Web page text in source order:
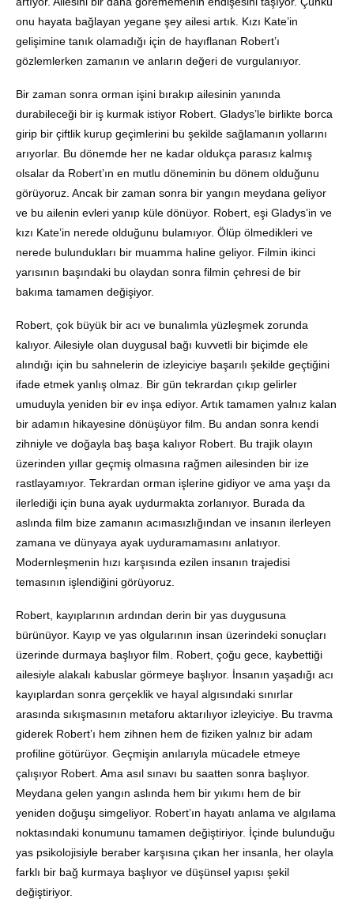
onu hayata bağlayan yegane şey ailesi artık. Kızı Kate’in
gelişimine tanık olamadığı için de hayıflanan Robert’ı
gözlemlerken zamanın ve anların değeri de vurgulanıyor.
Bir zaman sonra orman işini bırakıp ailesinin yanında
durabileceği bir iş kurmak istiyor Robert. Gladys’le birlikte borca
girip bir çiftlik kurup geçimlerini bu şekilde sağlamanın yollarını
arıyorlar. Bu dönemde her ne kadar oldukça parasız kalmış
olsalar da Robert’ın en mutlu döneminin bu dönem olduğunu
görüyoruz. Ancak bir zaman sonra bir yangın meydana geliyor
ve bu ailenin evleri yanıp küle dönüyor. Robert, eşi Gladys’in ve
kızı Kate’in nerede olduğunu bulamıyor. Ölüp ölmedikleri ve
nerede bulundukları bir muamma haline geliyor. Filmin ikinci
yarısının başındaki bu olaydan sonra filmin çehresi de bir
bakıma tamamen değişiyor.
Robert, çok büyük bir acı ve bunalımla yüzleşmek zorunda
kalıyor. Ailesiyle olan duygusal bağı kuvvetli bir biçimde ele
alındığı için bu sahnelerin de izleyiciye başarılı şekilde geçtiğini
ifade etmek yanlış olmaz. Bir gün tekrardan çıkıp gelirler
umuduyla yeniden bir ev inşa ediyor. Artık tamamen yalnız kalan
bir adamın hikayesine dönüşüyor film. Bu andan sonra kendi
zihniyle ve doğayla baş başa kalıyor Robert. Bu trajik olayın
üzerinden yıllar geçmiş olmasına rağmen ailesinden bir ize
rastlayamıyor. Tekrardan orman işlerine gidiyor ve ama yaşı da
ilerlediği için buna ayak uydurmakta zorlanıyor. Burada da
aslında film bize zamanın acımasızlığından ve insanın ilerleyen
zamana ve dünyaya ayak uyduramamasını anlatıyor.
Modernleşmenin hızı karşısında ezilen insanın trajedisi
temasının işlendiğini görüyoruz.
Robert, kayıplarının ardından derin bir yas duygusuna
bürünüyor. Kayıp ve yas olgularının insan üzerindeki sonuçları
üzerinde durmaya başlıyor film. Robert, çoğu gece, kaybettiği
ailesiyle alakalı kabuslar görmeye başlıyor. İnsanın yaşadığı acı
kayıplardan sonra gerçeklik ve hayal algısındaki sınırlar
arasında sıkışmasının metaforu aktarılıyor izleyiciye. Bu travma
giderek Robert’ı hem zihnen hem de fiziken yalnız bir adam
profiline götürüyor. Geçmişin anılarıyla mücadele etmeye
çalışıyor Robert. Ama asıl sınavı bu saatten sonra başlıyor.
Meydana gelen yangın aslında hem bir yıkımı hem de bir
yeniden doğuşu simgeliyor. Robert’ın hayatı anlama ve algılama
noktasındaki konumunu tamamen değiştiriyor. İçinde bulunduğu
yas psikolojisiyle beraber karşısına çıkan her insanla, her olayla
farklı bir bağ kurmaya başlıyor ve düşünsel yapısı şekil
değiştiriyor.